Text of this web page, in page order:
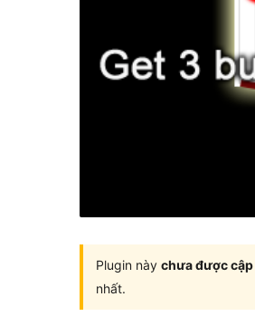
Plugin này chưa được
nhất.